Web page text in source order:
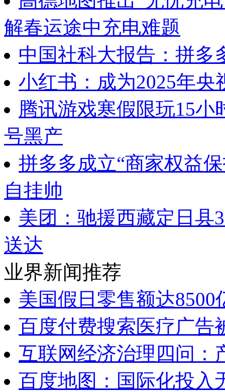
解春运途中充电难题
中国社科大报告：拼多
小红书：成为2025年央
腾讯游戏寒假限玩15小
号黑产
拼多多成立“商家权益
自挂帅
美团：驰援西藏定日县
送达
业界新闻推荐
美国假日零售额达
百度付费搜索医疗广告
互联网经济治理四问：
百度地图：国际化投入